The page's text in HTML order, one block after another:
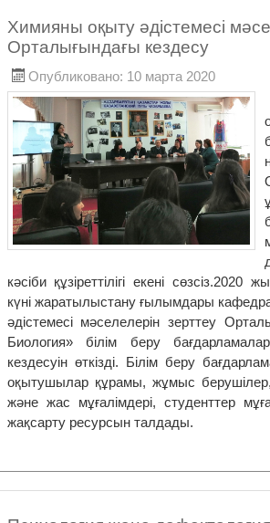
Химияны оқыту әдістемесі
Орталығындағы кездесу
Опубликовано: 10 марта 2020
кәсіби құзіреттілігі екені
күні жаратылыстану ғылымдары
әдістемесі мәселелерін зерттеу
Биология» білім беру
кездесуін өткізді. Білім беру
оқытушылар құрамы, жұмыс
және жас мұғалімдері, студенттер
жақсарту ресурсын талдады.